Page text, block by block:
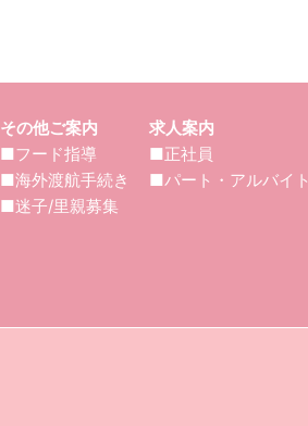
その他ご案内
■フード指導
■海外渡航手続き
■迷子/里親募集
求人案内
■正社員
■パート・アルバイト